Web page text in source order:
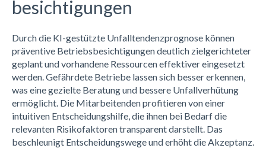
besichtigungen
Durch die KI-gestützte Unfalltendenzprognose können
präventive Betriebsbesichtigungendeutlich zielgerichteter
geplant und vorhandene Ressourcen effektiver eingesetzt
werden. Gefährdete Betriebe lassen sich bessererkennen,
was eine gezielte Beratung und bessere Unfallverhütung
ermöglicht. Die Mitarbeitenden profitieren von einer
intuitiven Entscheidungshilfe, die ihnen bei Bedarfdie
relevanten Risikofaktoren transparent darstellt. Das
beschleunigt Entscheidungswegeund erhöht die Akzeptanz.